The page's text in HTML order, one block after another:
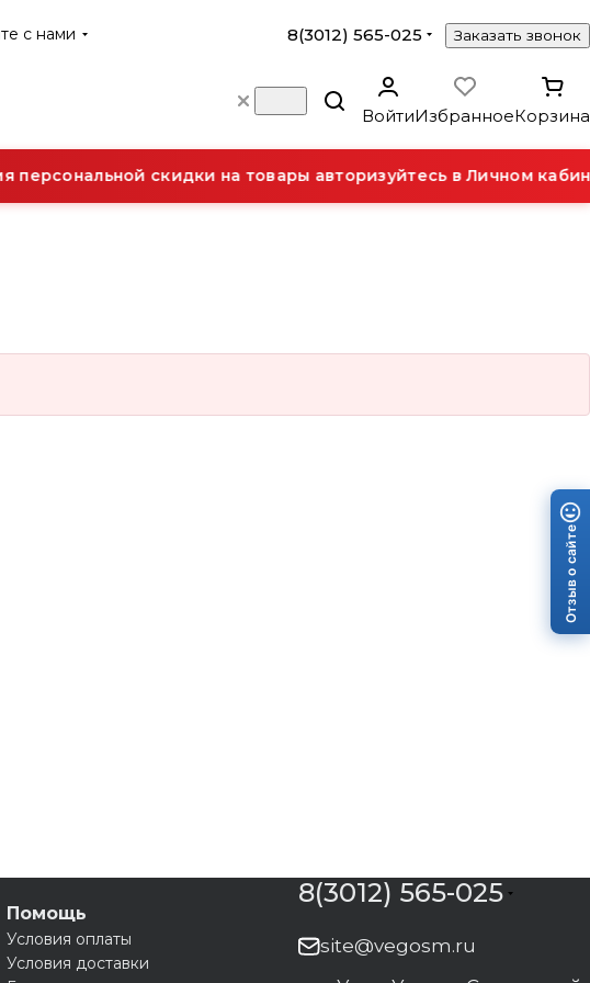
с нами 8(3012) 565-025 Заказать звонок
ВойтиИзбранноеКорзина
персональной скидки на товары авторизуйтесь в Личном
Помощь
Условия оплаты
Условия доставки
8(3012) 565-025
site@vegosm.ru
Отзыв о сайте